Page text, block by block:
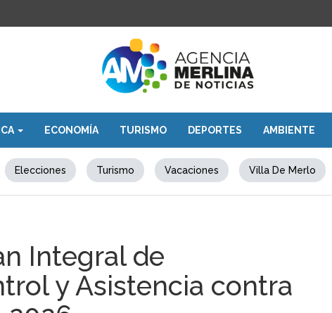
ECONOMÍA TURISMO DEPORTES AMBIENTE
Elecciones Turismo Vacaciones Villa De Merlo
Integral de
y Asistencia contra